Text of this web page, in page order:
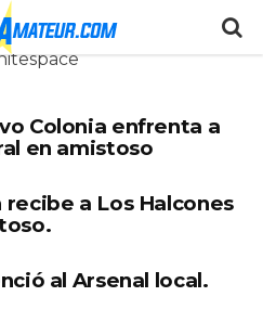
Colonia enfrenta a
en amistoso
recibe a Los Halcones
al Arsenal local.